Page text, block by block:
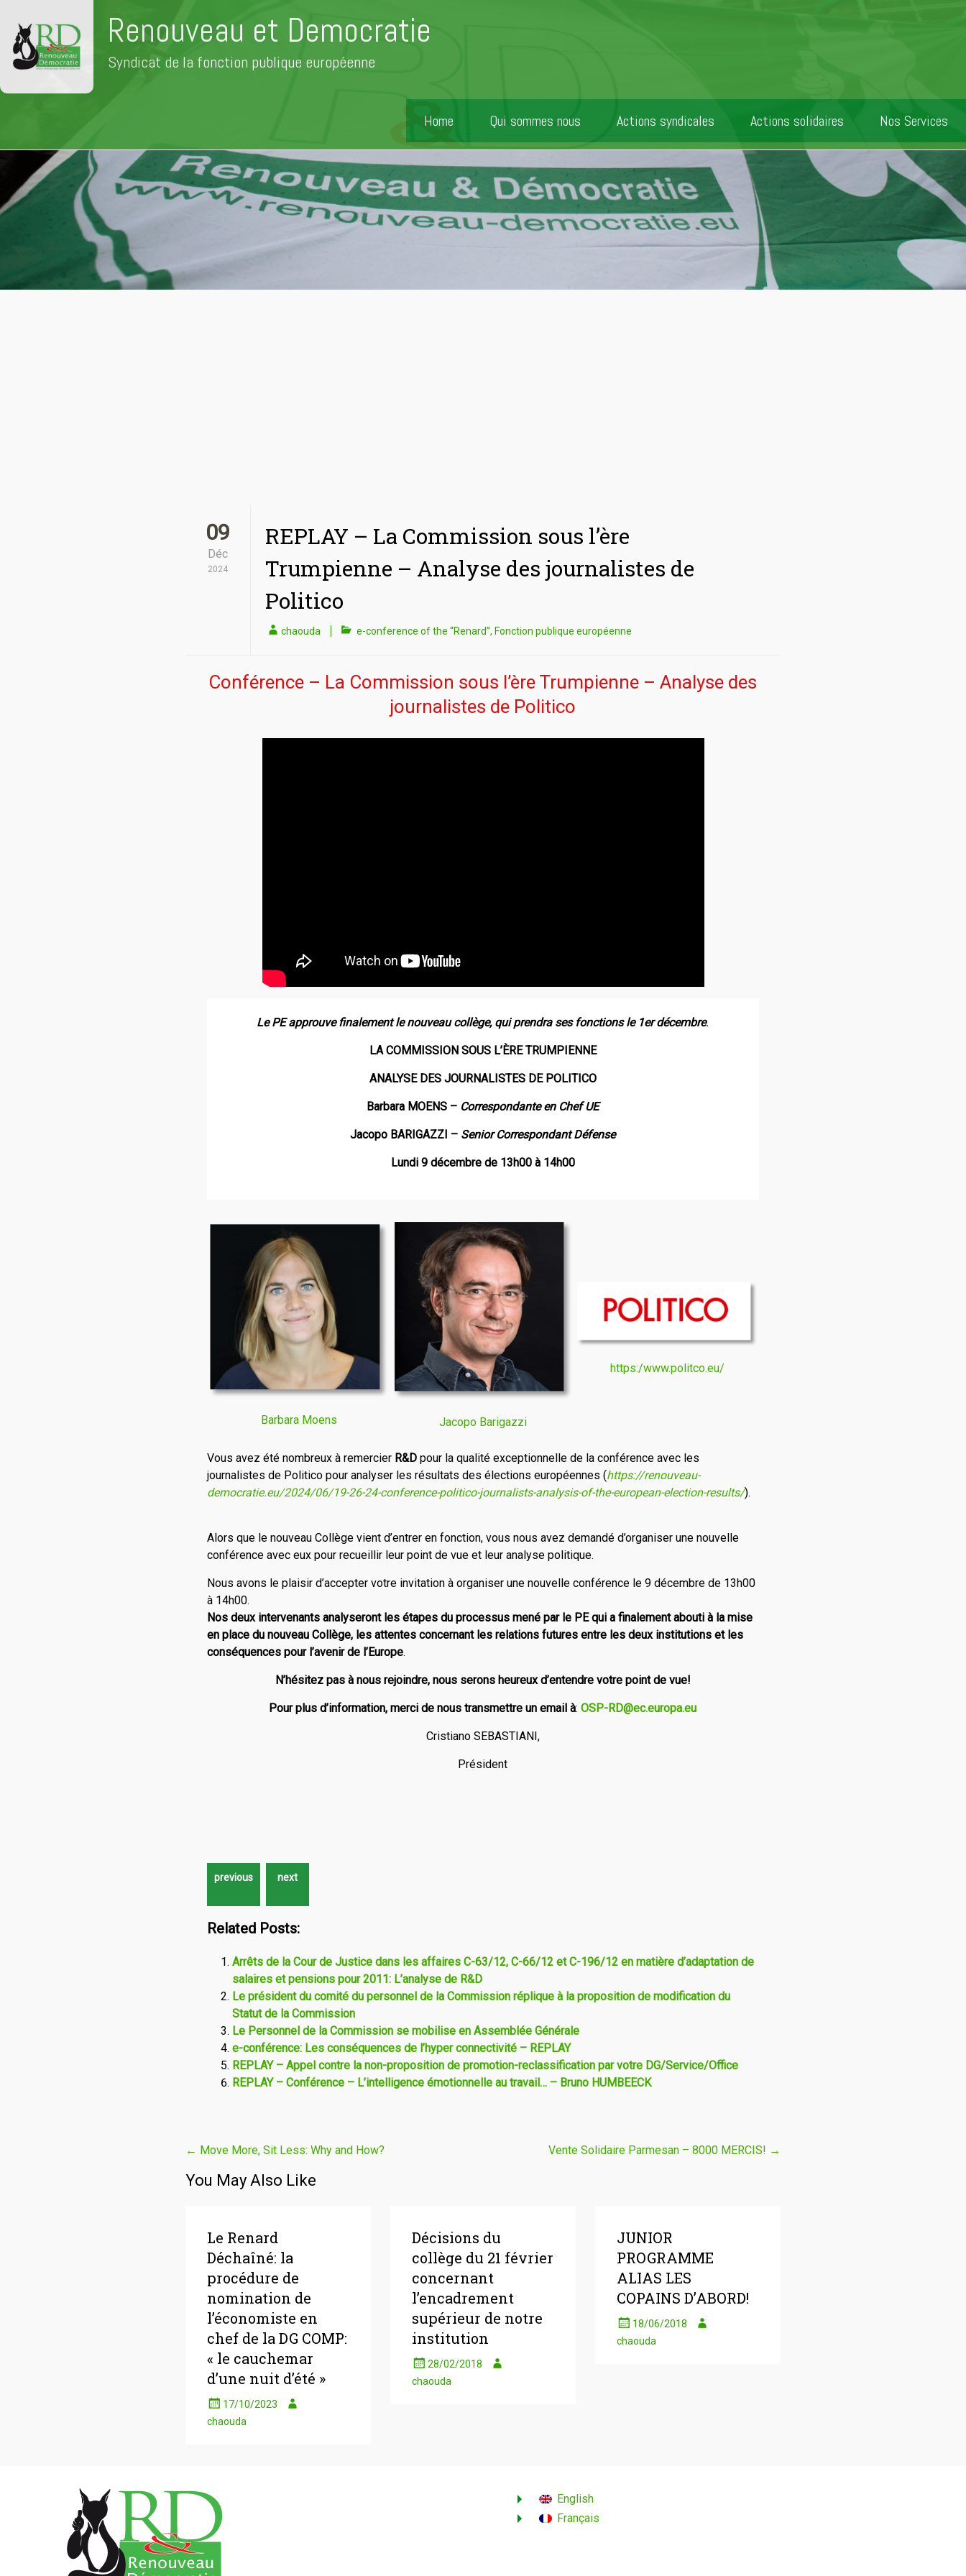
contenu
principal
Renouveau et Democratie
Syndicat de la fonction publique européenne
Home Qui sommes nous Actions syndicales Actions solidaires Nos Services
09
Déc
2024
REPLAY – La Commission sous l’ère
Trumpienne – Analyse des journalistes de
Politico
chaouda e-conference of the “Renard”, Fonction publique européenne
Conférence – La Commission sous l’ère Trumpienne – Analyse des
journalistes de Politico
Le PE approuve finalement le nouveau collège, qui prendra ses fonctions le 1er décembre.
LA COMMISSION SOUS L’ÈRE TRUMPIENNE
ANALYSE DES JOURNALISTES DE POLITICO
Barbara MOENS – Correspondante en Chef UE
Jacopo BARIGAZZI – Senior Correspondant Défense
Lundi 9 décembre de 13h00 à 14h00
Barbara Moens Jacopo Barigazzi
https:/www.politco.eu/
Vous avez été nombreux à remercier R&D pour la qualité exceptionnelle de la conférence avec les
journalistes de Politico pour analyser les résultats des élections européennes (https://renouveau-
democratie.eu/2024/06/19-26-24-conference-politico-journalists-analysis-of-the-european-election-results/).
Alors que le nouveau Collège vient d’entrer en fonction, vous nous avez demandé d’organiser une nouvelle
conférence avec eux pour recueillir leur point de vue et leur analyse politique.
Nous avons le plaisir d’accepter votre invitation à organiser une nouvelle conférence le 9 décembre de 13h00
à 14h00.
Nos deux intervenants analyseront les étapes du processus mené par le PE qui a finalement abouti à la mise
en place du nouveau Collège, les attentes concernant les relations futures entre les deux institutions et les
conséquences pour l’avenir de l’Europe.
N’hésitez pas à nous rejoindre, nous serons heureux d’entendre votre point de vue!
Pour plus d’information, merci de nous transmettre un email à:OSP-RD@ec.europa.eu
Cristiano SEBASTIANI,
Président
Related Posts:
Arrêts de la Cour de Justice dans les affaires C-63/12, C-66/12 et C-196/12 en matière d’adaptation de
salaires et pensions pour 2011: L’analyse de R&D
Le président du comité du personnel de la Commission réplique à la proposition de modification du
Statut de la Commission
Le Personnel de la Commission se mobilise en Assemblée Générale
e-conférence: Les conséquences de l’hyper connectivité – REPLAY
REPLAY – Appel contre la non-proposition de promotion-reclassification par votre DG/Service/Office
REPLAY – Conférence – L’intelligence émotionnelle au travail… – Bruno HUMBEECK
Navigation
de
← Move More, Sit Less: Why and How? Vente Solidaire Parmesan – 8000 MERCIS! →
You May Also Like
Le Renard
Déchaîné: la
procédure de
nomination de
l’économiste en
chef de la DG COMP:
« le cauchemar
d’une nuit d’été »
17/10/2023
chaouda
Décisions du
collège du 21 février
concernant
l’encadrement
supérieur de notre
institution
28/02/2018
chaouda
JUNIOR
PROGRAMME
ALIAS LES
COPAINS D’ABORD!
18/06/2018
chaouda
English
Français